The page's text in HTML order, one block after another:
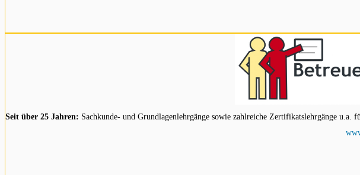
Seit über 25 Jahren: Sachkunde- und Grundlagenlehrgänge sowie zahlreiche Zertifikatslehrgänge u.a.